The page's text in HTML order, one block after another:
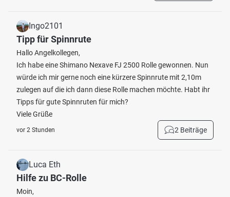
Ingo2101
Tipp für Spinnrute
Hallo Angelkollegen,
Ich habe eine Shimano Nexave FJ 2500 Rolle gewonnen. Nun
würde ich mir gerne noch eine kürzere Spinnrute mit 2,10m
zulegen auf die ich dann diese Rolle machen möchte. Habt ihr
Tipps für gute Spinnruten für mich?
Viele Grüße
vor 2 Stunden 2 Beiträge
Luca Eth
Hilfe zu BC-Rolle
Moin,